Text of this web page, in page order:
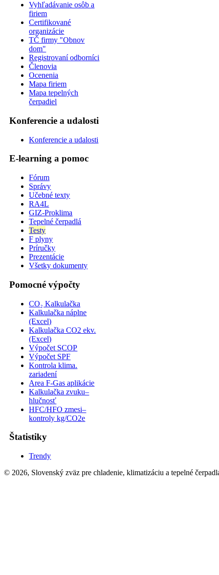
Vyhľadávanie osôb a
firiem
Certifikované
organizácie
TČ firmy "Obnov
dom"
Registrovaní odborníci
Členovia
Ocenenia
Mapa firiem
Mapa tepelných
čerpadiel
Konferencie a udalosti
Konferencie a udalosti
E-learning a pomoc
Fórum
Správy
Učebné texty
RA4L
GIZ-Proklima
Tepelné čerpadlá
Testy
F plyny
Príručky
Prezentácie
Všetky dokumenty
Pomocné výpočty
CO₂ Kalkulačka
Kalkulačka náplne
(Excel)
Kalkulačka CO2 ekv.
(Excel)
Výpočet SCOP
Výpočet SPF
Kontrola klima.
zariadení
Area F-Gas aplikácie
Kalkulačka zvuku–
hlučnosť
HFC/HFO zmesi–
kontroly kg/CO2e
Štatistiky
Trendy
© 2026, Slovenský zväz pre chladenie, klimatizáciu a tepelné